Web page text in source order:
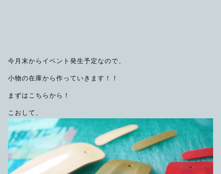
今月末からイベント発生予定なので、
小物の在庫から作っていきます！！
まずはこちらから！
こおして、